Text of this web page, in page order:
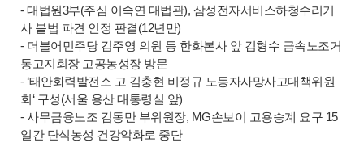
- 대법원3부(주심 이숙연 대법관), 삼성전자서비스하청수리기
사 불법 파견 인정 판결(12년만)
- 더불어민주당 김주영 의원 등 한화본사 앞 김형수 금속노조거
통고지회장 고공농성장 방문
- ‘태안화력발전소 고 김충현 비정규 노동자사망사고대책위원
회‘ 구성(서울 용산 대통령실 앞)
- 사무금융노조 김동만 부위원장, MG손보이 고용승계 요구 15
일간 단식농성 건강악화로 중단